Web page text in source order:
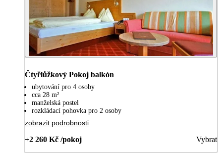
Čtyřlůžkový Pokoj balkón
ubytování pro 4 osoby
cca 28 m²
manželská postel
rozkládací pohovka pro 2 osoby
zobrazit podrobnosti
+2 260 Kč /pokoj Vybrat